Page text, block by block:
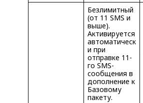
Безлимитный
(от 11 SMS и
выше).
Активируется
автоматическ
и при
отправке 11-
го SMS-
сообщения в
дополнение к
Базовому
пакету.